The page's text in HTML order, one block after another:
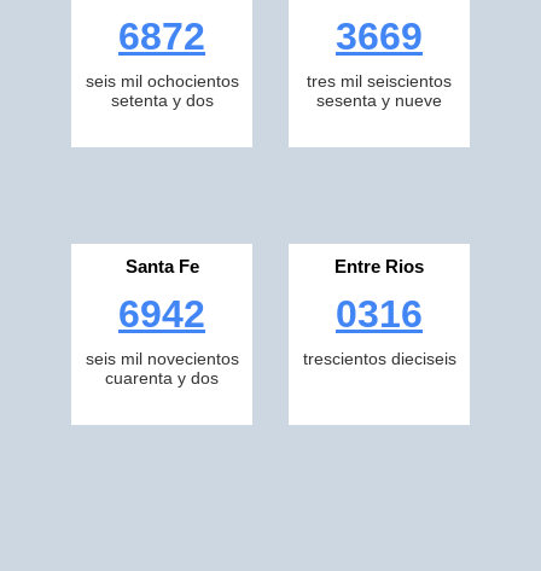
6872
seis mil ochocientos
setenta y dos
3669
tres mil seiscientos
sesenta y nueve
Santa Fe
6942
seis mil novecientos
cuarenta y dos
Entre Rios
0316
trescientos dieciseis